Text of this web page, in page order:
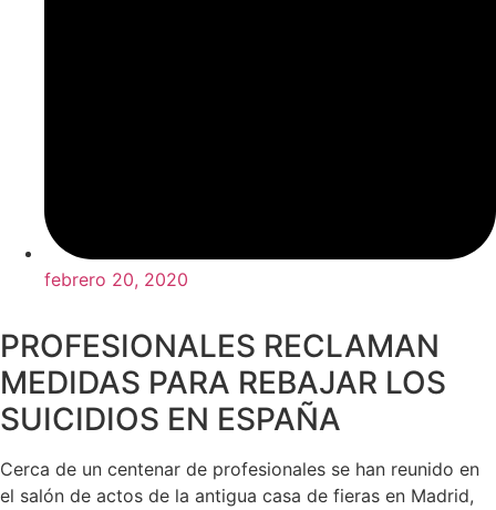
febrero 20, 2020
PROFESIONALES RECLAMAN
MEDIDAS PARA REBAJAR LOS
SUICIDIOS EN ESPAÑA
Cerca de un centenar de profesionales se han reunido en
el salón de actos de la antigua casa de fieras en Madrid,